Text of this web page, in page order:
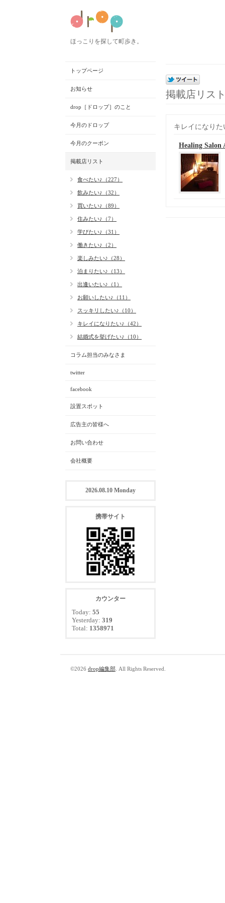
ほっこりを探して町歩き。
掲載店リス
キレイになりた
Healing Salon
トップページ
お知らせ
drop［ドロップ］のこと
今月のドロップ
今月のクーポン
掲載店リスト
食べたい♪（227）
飲みたい♪（32）
買いたい♪（89）
住みたい♪（7）
学びたい♪（31）
働きたい♪（2）
楽しみたい♪（28）
泊まりたい♪（13）
出逢いたい♪（1）
お願いしたい♪（11）
スッキリしたい♪（10）
キレイになりたい♪（42）
結婚式を挙げたい♪（10）
コラム担当のみなさま
twitter
facebook
設置スポット
広告主の皆様へ
お問い合わせ
会社概要
2026.08.10 Monday
携帯サイト
カウンター
Today: 55
Yesterday: 319
Total: 1358971
©2026 drop編集部 . All Rights Reserved.